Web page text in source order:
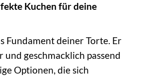
Kuchen für deine
Fundament deiner Torte. Er
und geschmacklich passend
Optionen, die sich